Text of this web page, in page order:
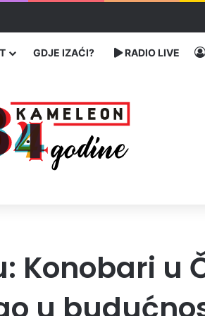
sa zdravstvenim knjižicama
GDJE IZAĆI? RADIO LIVE
Konobari u
u